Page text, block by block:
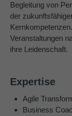
Begleitung von
der
Veranstaltungen
ihre Leidenschaft.
Expertise
Agile
Business